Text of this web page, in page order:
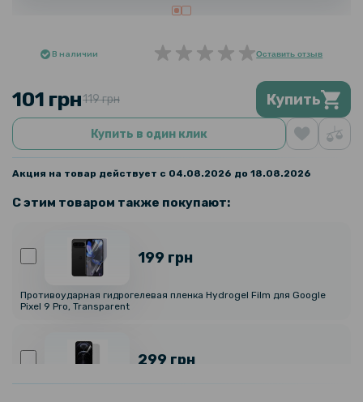
В наличии Оставить отзыв
101 грн119 грн Купить
Купить в один клик
Акция на товар действует с 04.08.2026 до 18.08.2026
С этим товаром также покупают:
199 грн
Противоударная гидрогелевая пленка Hydrogel Film для Google
Pixel 9 Pro, Transparent
299 грн